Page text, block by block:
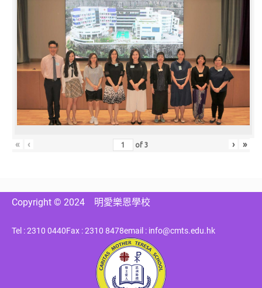
« ‹ of3 › »
Copyright © 2024 明愛樂恩學校
Tel : 2310 0440Fax : 2310 8478email : info@cmts.edu.hk